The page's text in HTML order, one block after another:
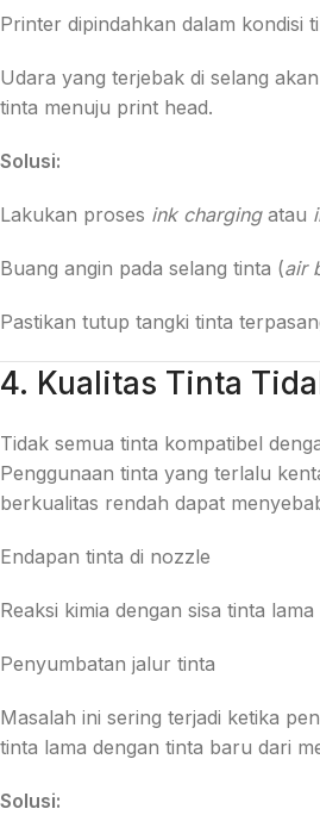
Printer dipindahkan dalam kondisi
Udara yang terjebak di selang
tinta menuju print head.
Solusi:
Lakukan proses ink chargingatau
Buang angin pada selang tinta (air
Pastikan tutup tangki tinta
4. Kualitas Tinta
Tidak semua tinta kompatibel
Penggunaan tinta yang terlalu
berkualitas rendah dapat
Endapan tinta di nozzle
Reaksi kimia dengan sisa tinta lama
Penyumbatan jalur tinta
Masalah ini sering terjadi ketika
tinta lama dengan tinta baru dari
Solusi: